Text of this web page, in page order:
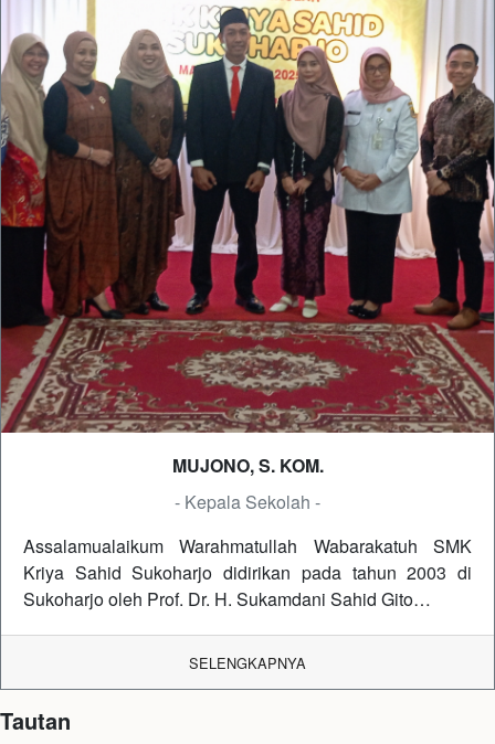
MUJONO, S. KOM.
- Kepala Sekolah -
Assalamualaikum Warahmatullah Wabarakatuh SMK
Kriya Sahid Sukoharjo didirikan pada tahun 2003 di
Sukoharjo oleh Prof. Dr. H. Sukamdani Sahid Gito…
SELENGKAPNYA
Tautan